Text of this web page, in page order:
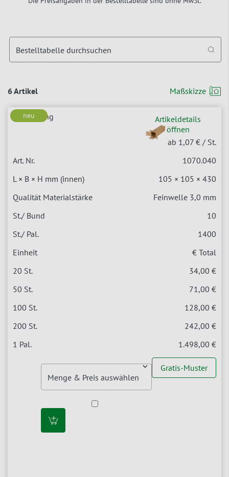
6 Artikel Maßskizze
Bestelltabelle durchsuchen
Artikeldetails
öffnen
ab 1,07 € / St.
1070.040
105 × 105 × 430
Feinwelle 3,0 mm
10
1400
€ Total
34,00 €
71,00 €
128,00 €
242,00 €
1.498,00 €
Gratis-Muster
neu